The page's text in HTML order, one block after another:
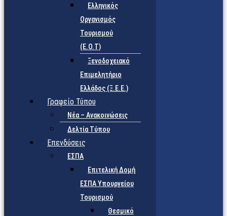
Eλληνικός
Οργανισμός
Τουρισμού
(Ε.Ο.Τ)
Ξενοδοχειακό
Επιμελητήριο
Ελλάδος (Ξ.Ε.Ε.)
Γραφείο Τύπου
Νέα – Ανακοινώσεις
Δελτία Τύπου
Επενδύσεις
ΕΣΠΑ
Επιτελική Δομή
ΕΣΠΑ Υπουργείου
Τουρισμού
Θεσμικό